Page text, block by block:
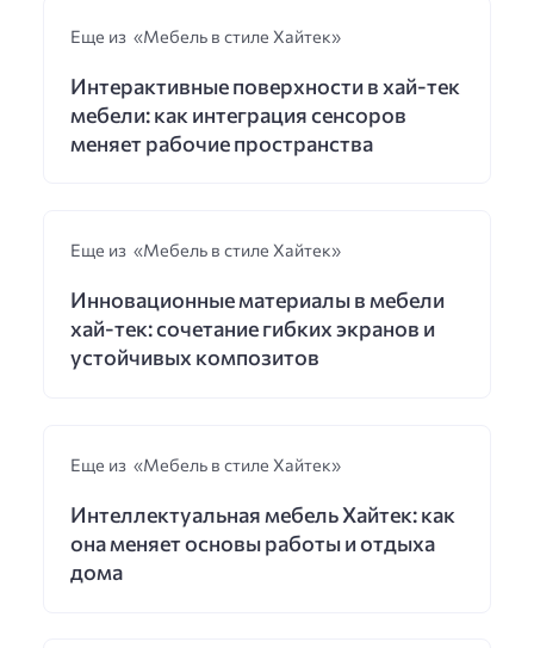
Еще из «Мебель в стиле Хайтек»
Интерактивные поверхности в хай-тек
мебели: как интеграция сенсоров
меняет рабочие пространства
Еще из «Мебель в стиле Хайтек»
Инновационные материалы в мебели
хай-тек: сочетание гибких экранов и
устойчивых композитов
Еще из «Мебель в стиле Хайтек»
Интеллектуальная мебель Хайтек: как
она меняет основы работы и отдыха
дома